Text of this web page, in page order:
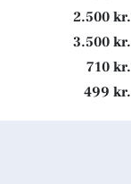
2.500 kr.
3.500 kr.
710 kr.
499 kr.